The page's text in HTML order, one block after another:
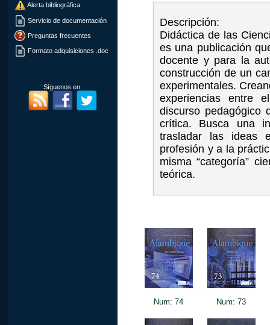
Alerta bibliográfica
Servicio de documentación
Preguntas frecuentes
Formato adquisiciones .doc
Síguenos en:
Descripción:
Didáctica de las
es una publicación
docente y para la
construcción de un
experimentales.
experiencias entre
discurso pedagógico
crítica. Busca una
trasladar las ideas
profesión y a la
misma “categoría”
teórica.
Num: 74 Num: 73